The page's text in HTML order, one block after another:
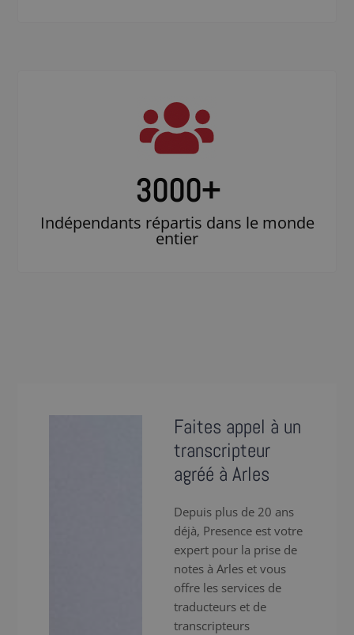
3000+
Indépendants répartis dans le monde
entier
Faites appel à un
transcripteur
agréé à Arles
Depuis plus de 20 ans
déjà, Presence est votre
expert pour la prise de
notes à Arles et vous
offre les services de
traducteurs et de
transcripteurs